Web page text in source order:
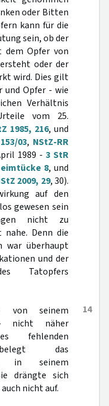
oder Bitten
kann für die
sein, ob der
dem Opfer von
oder der
wird. Dies gilt
und Opfer - wie
Verhältnis
vom 25.
1985, 216, und
03, NStZ-RR
1989 - 3 StR
8, und
2009, 29, 30).
auf den
gewesen sein
nicht zu
Denn die
war überhaupt
und der
Tatopfers
14
von seinem
- nicht näher
fehlenden
belegt das
in seinem
drängte sich
nicht auf.